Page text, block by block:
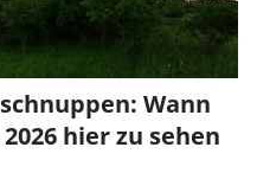
Wann
hier zu sehen